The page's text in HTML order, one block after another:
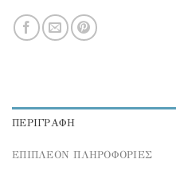
ΠΕΡΙΓΡΑΦΉ
ΕΠΙΠΛΕΟΝ ΠΛΗΡΟΦΟΡΙΕΣ